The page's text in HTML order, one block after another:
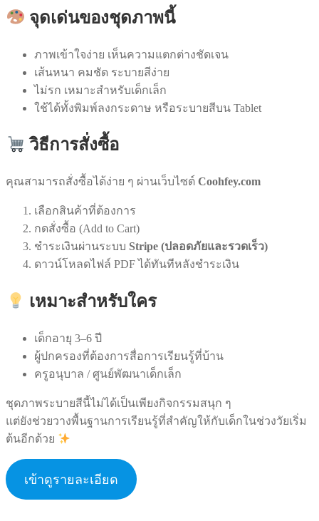
จุดเด่นของชุดภาพนี้
ภาพเข้าใจง่าย เห็นความแตกต่างชัดเจน
เส้นหนา คมชัด ระบายสีง่าย
ไม่รก เหมาะสำหรับเด็กเล็ก
ใช้ได้ทั้งพิมพ์ลงกระดาษ หรือระบายสีบน Tablet
วิธีการสั่งซื้อ
คุณสามารถสั่งซื้อได้ง่าย ๆ ผ่านเว็บไซต์ Coohfey.com
เลือกสินค้าที่ต้องการ
กดสั่งซื้อ (Add to Cart)
ชำระเงินผ่านระบบ Stripe (ปลอดภัยและรวดเร็ว)
ดาวน์โหลดไฟล์ PDF ได้ทันทีหลังชำระเงิน
เหมาะสำหรับใคร
เด็กอายุ 3–6 ปี
ผู้ปกครองที่ต้องการสื่อการเรียนรู้ที่บ้าน
ครูอนุบาล / ศูนย์พัฒนาเด็กเล็ก
ชุดภาพระบายสีนี้ไม่ได้เป็นเพียงกิจกรรมสนุก ๆ
แต่ยังช่วยวางพื้นฐานการเรียนรู้ที่สำคัญให้กับเด็กในช่วงวัยเริ่ม
ต้นอีกด้วย
เข้าดูรายละเอียด